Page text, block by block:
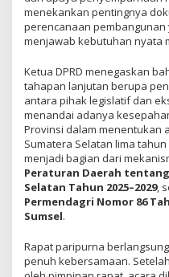
menekankan pentingnya
perencanaan
menjawab kebutuhan nyata
Ketua DPRD menegaskan
tahapan lanjutan berupa
antara pihak legislatif dan
menandai adanya
Provinsi dalam menentukan
Sumatera Selatan lima
menjadi bagian dari
Peraturan Daerah tentang
Selatan Tahun 2025–2029,
Permendagri Nomor 86
Sumsel.
Rapat paripurna
penuh kebersamaan.